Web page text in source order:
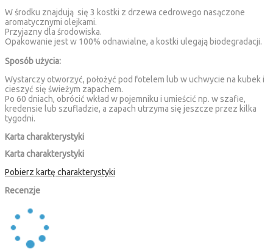
W środku znajdują się 3 kostki z drzewa cedrowego nasączone
aromatycznymi olejkami.
Przyjazny dla środowiska.
Opakowanie jest w 100% odnawialne, a kostki ulegają biodegradacji.
Sposób użycia:
Wystarczy otworzyć, położyć pod fotelem lub w uchwycie na kubek i
cieszyć się świeżym zapachem.
Po 60 dniach, obrócić wkład w pojemniku i umieścić np. w szafie,
kredensie lub szufladzie, a zapach utrzyma się jeszcze przez kilka
tygodni.
Karta charakterystyki
Karta charakterystyki
Pobierz kartę charakterystyki
Recenzje